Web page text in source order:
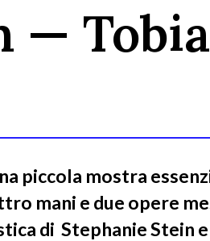
—
piccola mostra
mani e due opere
di Stephanie Stein e